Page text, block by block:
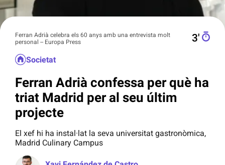
Ferran Adrià celebra els 60 anys amb una entrevista molt
personal -- Europa Press
3′
Societat
Ferran Adrià confessa per què ha
triat Madrid per al seu últim
projecte
El xef hi ha instal·lat la seva universitat gastronòmica,
Madrid Culinary Campus